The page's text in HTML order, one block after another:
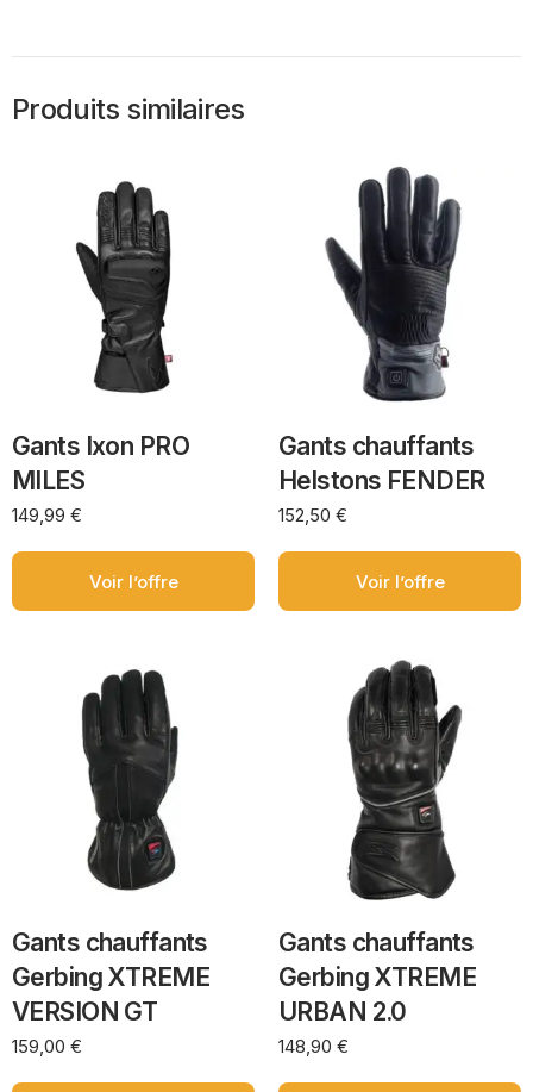
Produits similaires
Gants Ixon PRO
MILES
149,99 €
Voir l’offre
Gants chauffants
Helstons FENDER
152,50 €
Voir l’offre
Gants chauffants
Gerbing XTREME
VERSION GT
159,00 €
Gants chauffants
Gerbing XTREME
URBAN 2.0
148,90 €